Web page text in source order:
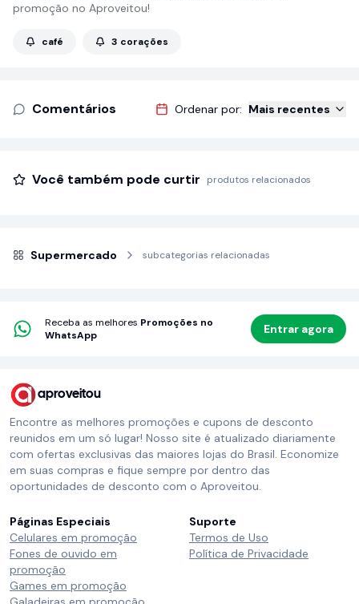
promoção no Aproveitou!
café 3 corações
Comentários Ordenar por: Mais recentes
Você também pode curtir produtos relacionados
Supermercado subcategorias relacionadas
Receba as melhores Promoções no
WhatsApp
Entrar agora
aproveitou
Encontre as melhores promoções e cupons de desconto
reunidos em um só lugar! Nosso site é atualizado diariamente
com ofertas exclusivas das maiores lojas do Brasil. Economize
em suas compras e fique sempre por dentro das
oportunidades de desconto com o Aproveitou.
Páginas Especiais
Celulares em promoção
Fones de ouvido em
promoção
Games em promoção
Suporte
Termos de Uso
Política de Privacidade